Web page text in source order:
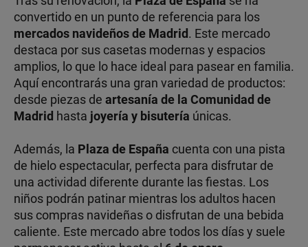
convertido en un punto de referencia para los
mercados navideños de Madrid. Este mercado
destaca por sus casetas modernas y espacios
amplios, lo que lo hace ideal para pasear en familia.
Aquí encontrarás una gran variedad de productos:
desde piezas de artesanía de la Comunidad de
Madrid hasta joyería y bisutería únicas.
Además, la Plaza de España cuenta con una pista
de hielo espectacular, perfecta para disfrutar de
una actividad diferente durante las fiestas. Los
niños podrán patinar mientras los adultos hacen
sus compras navideñas o disfrutan de una bebida
caliente. Este mercado abre todos los días y suele